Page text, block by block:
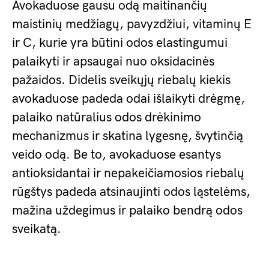
Avokaduose gausu odą maitinančių
maistinių medžiagų, pavyzdžiui, vitaminų E
ir C, kurie yra būtini odos elastingumui
palaikyti ir apsaugai nuo oksidacinės
pažaidos. Didelis sveikųjų riebalų kiekis
avokaduose padeda odai išlaikyti drėgmę,
palaiko natūralius odos drėkinimo
mechanizmus ir skatina lygesnę, švytinčią
veido odą. Be to, avokaduose esantys
antioksidantai ir nepakeičiamosios riebalų
rūgštys padeda atsinaujinti odos ląstelėms,
mažina uždegimus ir palaiko bendrą odos
sveikatą.